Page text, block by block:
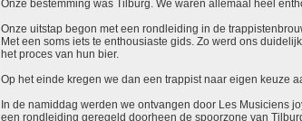
Onze bestemming was Tilburg. We waren allemaal heel
Onze uitstap begon met een rondleiding in de
Met een soms iets te enthousiaste gids. Zo werd ons
het proces van hun bier.
Op het einde kregen we dan een trappist naar eigen keuze
In de namiddag werden we ontvangen door Les Musiciens
een rondleiding geregeld doorheen de spoorzone van